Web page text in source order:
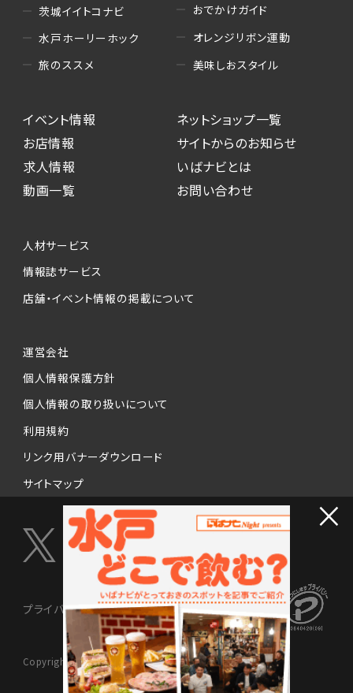
茨城イイトコナビ
水戸ホーリーホック
旅のススメ
おでかけガイド
オレンジリボン運動
美味しおスタイル
イベント情報
お店情報
求人情報
動画一覧
ネットショップ一覧
サイトからのお知らせ
いばナビとは
お問い合わせ
人材サービス
情報誌サービス
店舗・イベント情報の掲載について
運営会社
個人情報保護方針
個人情報の取り扱いについて
利用規約
リンク用バナーダウンロード
サイトマップ
プライバシーマーク制度
Copyright © 2024 NISSENMEDIX Ltd. All Rights Reserved.
×